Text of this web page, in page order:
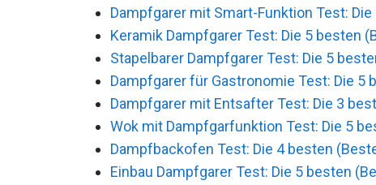
Dampfgarer mit Smart-Funktion Test:
Keramik Dampfgarer Test: Die 5 besten
Stapelbarer Dampfgarer Test: Die 5
Dampfgarer für Gastronomie Test: Die 5
Dampfgarer mit Entsafter Test: Die 3
Wok mit Dampfgarfunktion Test: Die 5
Dampfbackofen Test: Die 4 besten
Einbau Dampfgarer Test: Die 5 besten